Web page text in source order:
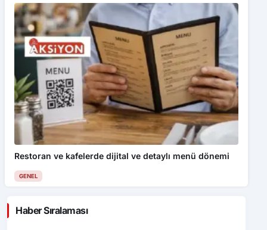
Restoran ve kafelerde dijital ve detaylı menü dönemi
GENEL
Haber Sıralaması